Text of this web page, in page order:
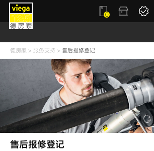
0
德房家 > 服务支持 >售后报修登记
售后报修登记